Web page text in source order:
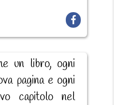
un libro, ogni
pagina e ogni
capitolo nel